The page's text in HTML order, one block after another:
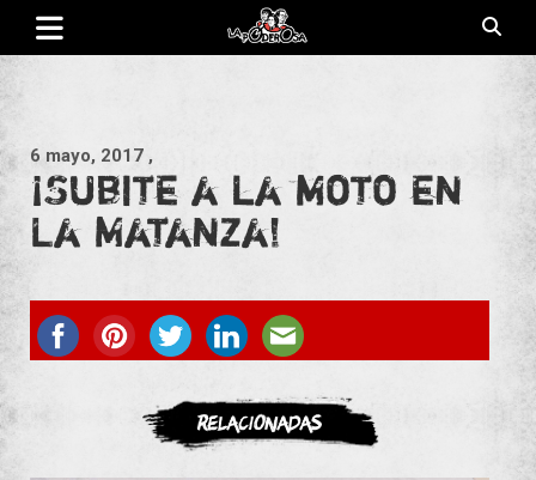
Saltar
contenido
Poderosa.
6 mayo, 2017 ,
¡Subite a la moto en
La Matanza!
ASOCIATE
Relacionadas